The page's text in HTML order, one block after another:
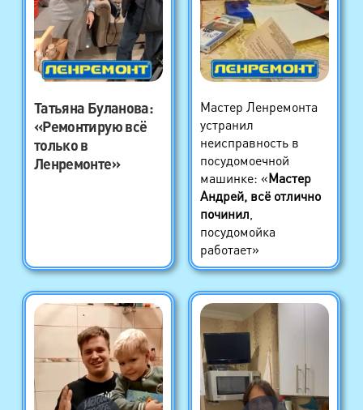
Татьяна Буланова:
«Ремонтирую всё
только в
Ленремонте»
Мастер Ленремонта
устранил
неисправность в
посудомоечной
машинке: «Мастер
Андрей, всё отлично
починил
посудомойка
работает»